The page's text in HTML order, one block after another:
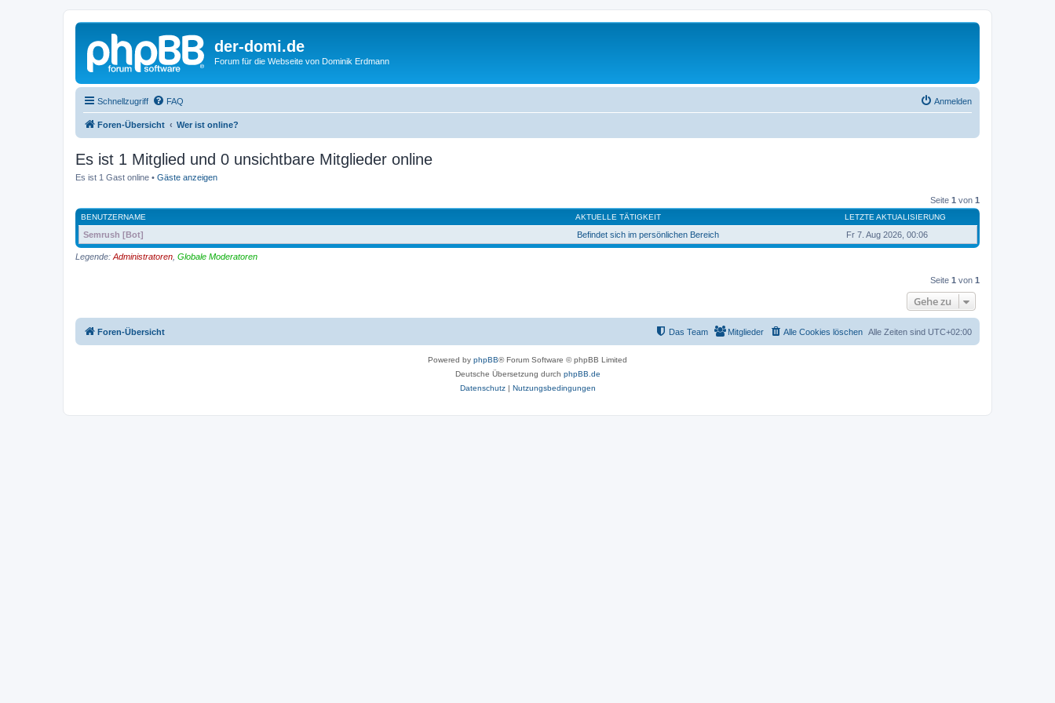
der-domi.de
Forum für die Webseite von Dominik Erdmann
Schnellzugriff FAQ Anmelden
Foren-Übersicht Wer ist online?
Es ist 1 Mitglied und 0 unsichtbare Mitglieder online
Es ist 1 Gast online • Gäste anzeigen
Seite 1 von 1
BENUTZERNAME AKTUELLE TÄTIGKEIT LETZTE AKTUALISIERUNG
Semrush [Bot] Befindet sich im persönlichen Bereich Fr 7. Aug 2026, 00:06
Legende: Administratoren Globale Moderatoren
Seite 1 von 1
Gehe zu
Foren-Übersicht Alle Zeiten sind UTC+02:00
Alle Cookies löschen
Mitglieder
Das Team
Powered by phpBB® Forum Software © phpBB Limited
Deutsche Übersetzung durch phpBB.de
Datenschutz| Nutzungsbedingungen